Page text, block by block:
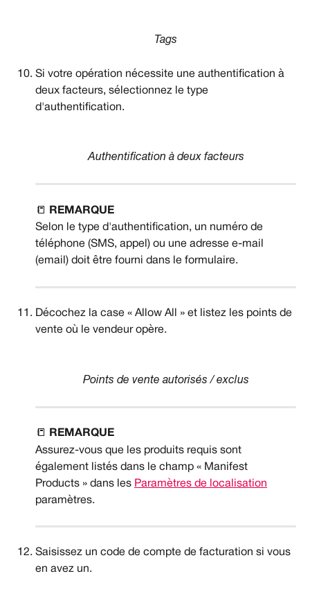
Tags
Si votre opération nécessite une authentification à
deux facteurs, sélectionnez le type
d'authentification.
Authentification à deux facteurs
📒
REMARQUE
Selon le type d'authentification, un numéro de
téléphone (SMS, appel) ou une adresse e-mail
(email) doit être fourni dans le formulaire.
Décochez la case « Allow All » et listez les points de
vente où le vendeur opère.
Points de vente autorisés / exclus
📒
REMARQUE
Assurez-vous que les produits requis sont
également listés dans le champ « Manifest
Products » dans les Paramètres de localisation
paramètres.
Saisissez un code de compte de facturation si vous
en avez un.